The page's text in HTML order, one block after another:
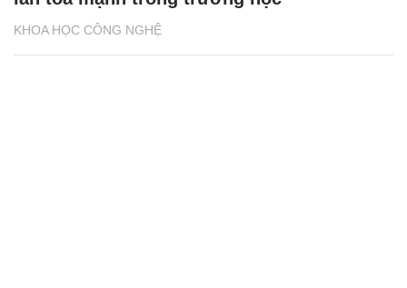
KHOA HỌC CÔNG NGHỆ